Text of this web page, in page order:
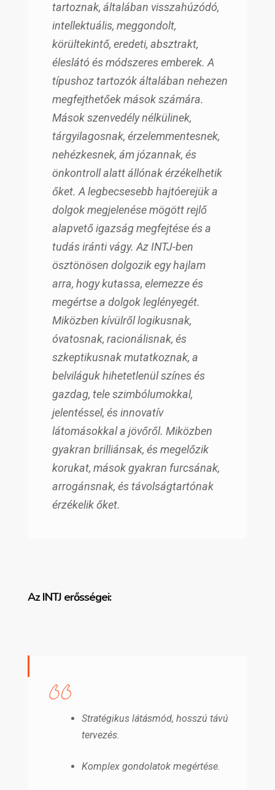
tartoznak, általában visszahúzódó,
intellektuális, meggondolt,
körültekintő, eredeti, absztrakt,
éleslátó és módszeres emberek. A
típushoz tartozók általában nehezen
megfejthetőek mások számára.
Mások szenvedély nélkülinek,
tárgyilagosnak, érzelemmentesnek,
nehézkesnek, ám józannak, és
önkontroll alatt állónak érzékelhetik
őket. A legbecsesebb hajtóerejük a
dolgok megjelenése mögött rejlő
alapvető igazság megfejtése és a
tudás iránti vágy. Az INTJ-ben
ösztönösen dolgozik egy hajlam
arra, hogy kutassa, elemezze és
megértse a dolgok leglényegét.
Miközben kívülről logikusnak,
óvatosnak, racionálisnak, és
szkeptikusnak mutatkoznak, a
belviláguk hihetetlenül színes és
gazdag, tele szimbólumokkal,
jelentéssel, és innovatív
látomásokkal a jövőről. Miközben
gyakran brilliánsak, és megelőzik
korukat, mások gyakran furcsának,
arrogánsnak, és távolságtartónak
érzékelik őket.
Az INTJ erősségei:
Stratégikus látásmód, hosszú távú
tervezés.
Komplex gondolatok megértése.